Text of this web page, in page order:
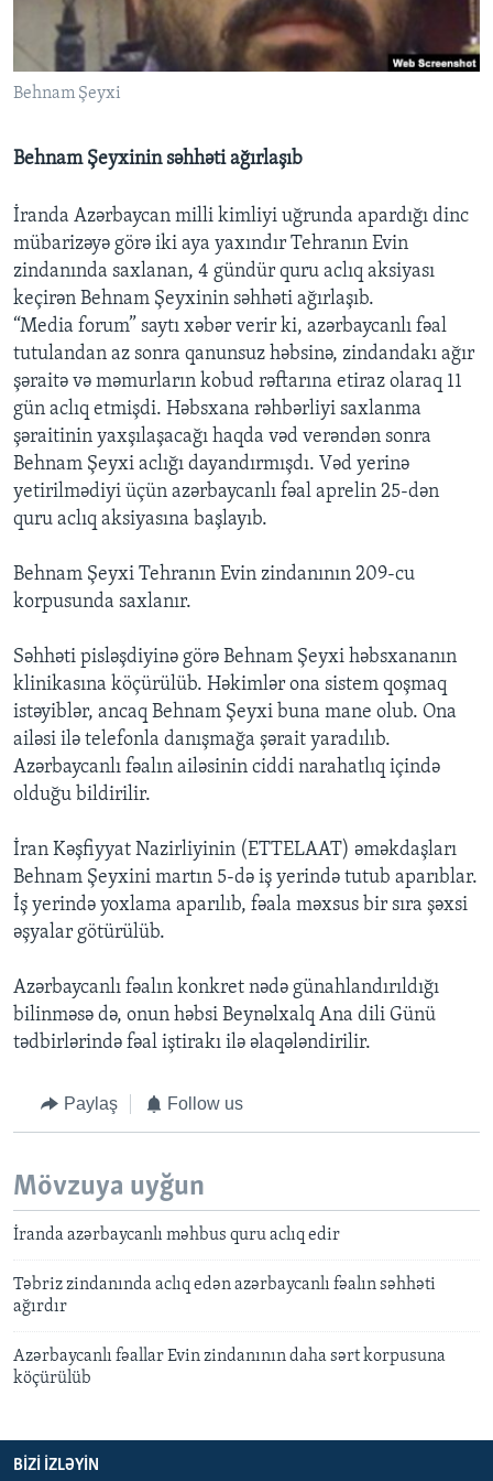
BIZI IZLƏYIN
Dillər
Behnam Şeyxi
Behnam Şeyxinin səhhəti ağırlaşıb
İranda Azərbaycan milli kimliyi uğrunda apardığı dinc
mübarizəyə görə iki aya yaxındır Tehranın Evin
zindanında saxlanan, 4 gündür quru aclıq aksiyası
keçirən Behnam Şeyxinin səhhəti ağırlaşıb.
“Media forum” saytı xəbər verir ki, azərbaycanlı fəal
tutulandan az sonra qanunsuz həbsinə, zindandakı ağır
şəraitə və məmurların kobud rəftarına etiraz olaraq 11
gün aclıq etmişdi. Həbsxana rəhbərliyi saxlanma
şəraitinin yaxşılaşacağı haqda vəd verəndən sonra
Behnam Şeyxi aclığı dayandırmışdı. Vəd yerinə
yetirilmədiyi üçün azərbaycanlı fəal aprelin 25-dən
quru aclıq aksiyasına başlayıb.
Behnam Şeyxi Tehranın Evin zindanının 209-cu
korpusunda saxlanır.
Səhhəti pisləşdiyinə görə Behnam Şeyxi həbsxananın
klinikasına köçürülüb. Həkimlər ona sistem qoşmaq
istəyiblər, ancaq Behnam Şeyxi buna mane olub. Ona
ailəsi ilə telefonla danışmağa şərait yaradılıb.
Azərbaycanlı fəalın ailəsinin ciddi narahatlıq içində
olduğu bildirilir.
İran Kəşfiyyat Nazirliyinin (ETTELAAT) əməkdaşları
Behnam Şeyxini martın 5-də iş yerində tutub aparıblar.
İş yerində yoxlama aparılıb, fəala məxsus bir sıra şəxsi
əşyalar götürülüb.
Azərbaycanlı fəalın konkret nədə günahlandırıldığı
bilinməsə də, onun həbsi Beynəlxalq Ana dili Günü
tədbirlərində fəal iştirakı ilə əlaqələndirilir.
Paylaş Follow us
Mövzuya uyğun
İranda azərbaycanlı məhbus quru aclıq edir
Təbriz zindanında aclıq edən azərbaycanlı fəalın səhhəti
ağırdır
Azərbaycanlı fəallar Evin zindanının daha sərt korpusuna
köçürülüb
BIZI IZLƏYIN